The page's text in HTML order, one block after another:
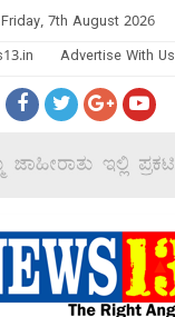
Friday, 7th August 2026
Advertise With Us